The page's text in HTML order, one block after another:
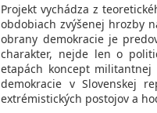
Projekt vychádza z
obdobiach zvýšenej hrozby
obrany demokracie je
charakter, nejde len o
etapách koncept
demokracie v Slovenskej
extrémistických postojov a